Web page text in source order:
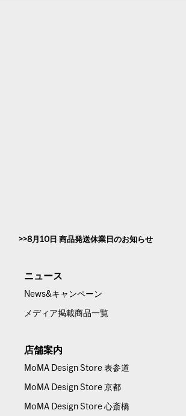
8月10日 商品発送休業日のお知らせ
ニュース
News&キャンペーン
メディア掲載商品一覧
店舗案内
MoMA Design Store 表参道
MoMA Design Store 京都
MoMA Design Store 心斎橋